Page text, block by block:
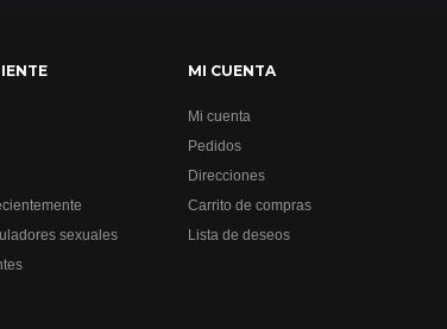
sexuales
MI CUENTA
Mi cuenta
Pedidos
Direcciones
Carrito de compras
Lista de deseos